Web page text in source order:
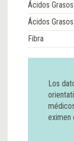
Ácidos
Ácidos
Fibra
Los
eximen